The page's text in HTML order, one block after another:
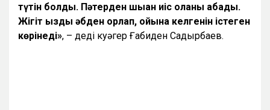
түтін болды. Пәтерден шыққан иіс қолқаны қабады.
Жігіт қызды әбден қорлап, ойына келгенін істеген
көрінеді», – деді куәгер Ғабиден Садырбаев.